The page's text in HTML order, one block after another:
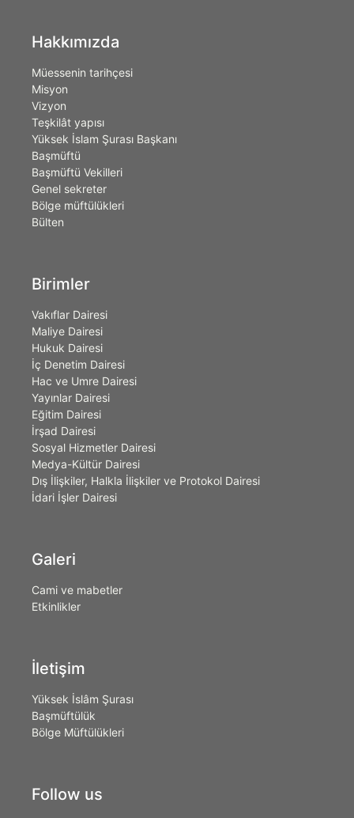
Hakkımızda
Müessenin tarihçesi
Misyon
Vizyon
Teşkilât yapısı
Yüksek İslam Şurası Başkanı
Başmüftü
Başmüftü Vekilleri
Genel sekreter
Bölge müftülükleri
Bülten
Birimler
Vakıflar Dairesi
Maliye Dairesi
Hukuk Dairesi
İç Denetim Dairesi
Hac ve Umre Dairesi
Yayınlar Dairesi
Eğitim Dairesi
İrşad Dairesi
Sosyal Hizmetler Dairesi
Medya-Kültür Dairesi
Dış İlişkiler, Halkla İlişkiler ve Protokol Dairesi
İdari İşler Dairesi
Galeri
Cami ve mabetler
Etkinlikler
İletişim
Yüksek İslâm Şurası
Başmüftülük
Bölge Müftülükleri
Follow us